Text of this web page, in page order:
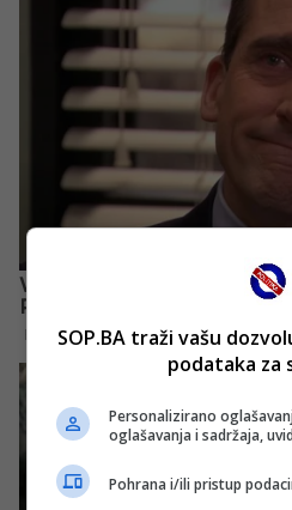
SOP.BA traži vašu
podataka za
Personalizirano
oglašavanja i sadržaja,
Pohrana i/ili pristup